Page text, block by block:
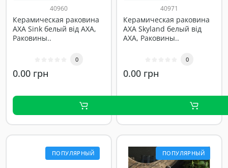
40960
Керамическая раковина
AXA Sink белый від AXA,
Раковины..
0
0.00 грн
40971
Керамическая раковина
AXA Skyland белый від
AXA, Раковины..
0
0.00 грн
ПОПУЛЯРНЫЙ ПОПУЛЯРНЫЙ